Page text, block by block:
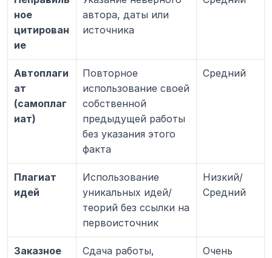
ное
цитирован
ие
автора, даты или
источника
Автоплаги
ат
(самоплаг
иат)
Повторное
использование своей
собственной
предыдущей работы
без указания этого
факта
Средний
Плагиат
идей
Использование
уникальных идей/
теорий без ссылки на
первоисточник
Низкий/
Средний
Заказное
Сдача работы,
Очень